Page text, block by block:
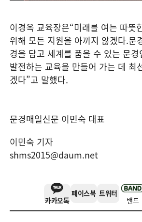
이경옥 교육장은“미래를 여는 따뜻
위해 모든 지원을 아끼지 않겠다.문
경을 담고 세계를 품을 수 있는 문
발전하는 교육을 만들어 가는 데 최
겠다”고 말했다.
문경매일신문 이민숙 대표
이민숙 기자
shms2015@daum.net
카카오톡
페이스북 트위터
밴드